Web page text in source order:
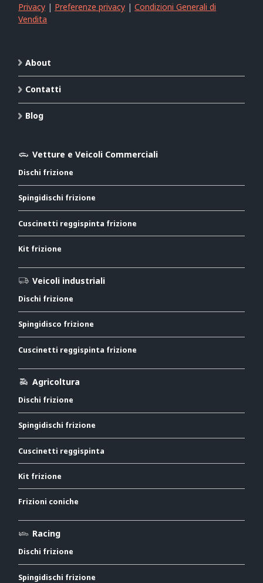
Privacy | Preferenze privacy |Condizioni Generali di
Vendita
About
Contatti
Blog
Vetture e Veicoli Commerciali
Dischi frizione
Spingidischi frizione
Cuscinetti reggispinta frizione
Kit frizione
Veicoli industriali
Dischi frizione
Spingidisco frizione
Cuscinetti reggispinta frizione
Agricoltura
Dischi frizione
Spingidischi frizione
Cuscinetti reggispinta
Kit frizione
Frizioni coniche
Racing
Dischi frizione
Spingidischi frizione